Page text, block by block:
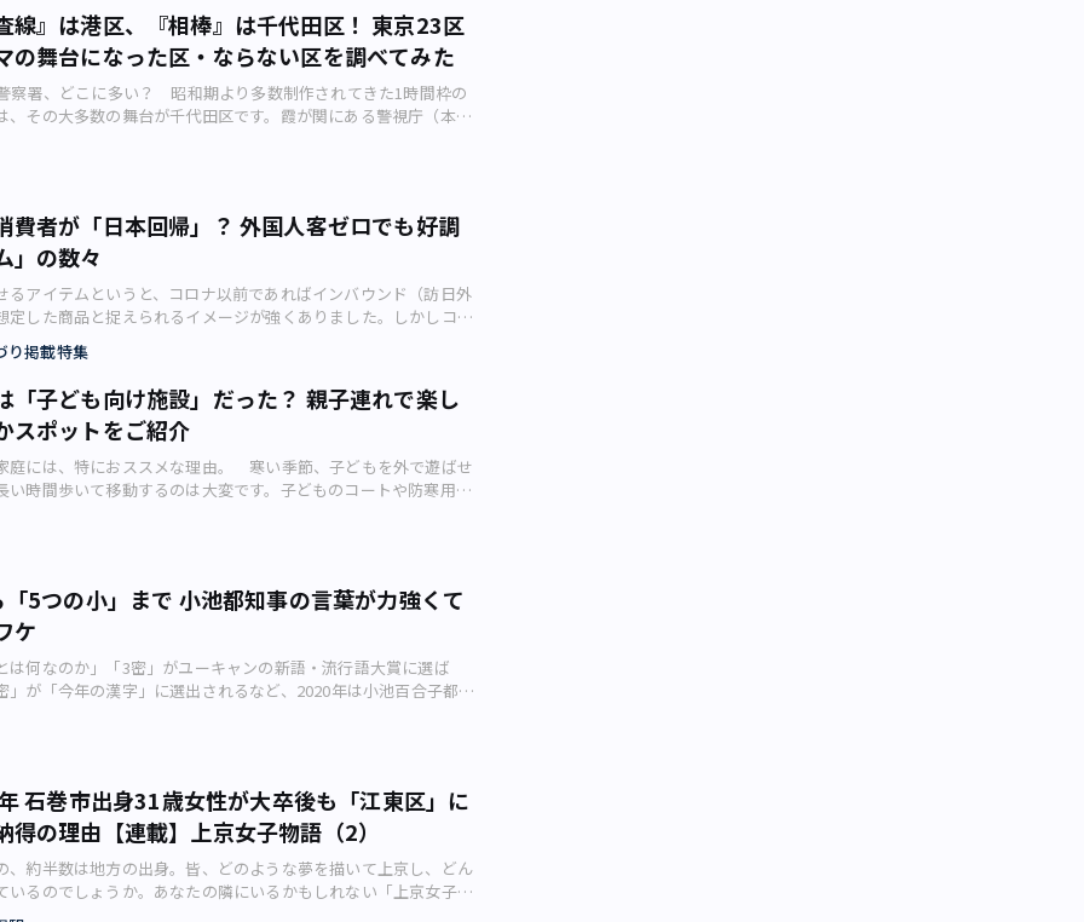
いうわけではないが、特に際立って良い点もない」 という評価
は「サイドメニューを始めるとか、広告宣伝を打つとか、何か
がありますかねぇ」とつぶやいていました。 ただ本質的に何
うと、「タイミングが悪い」ということになります。この店の場
は次のふたつです。 ・コロナ禍の厳しい市場環境で飲食店を始め
て魚介系のニューウエーブのラーメンを始めた点 そもそもの
Cost（コスト競争力） ・Delivery（納期） の略で、経済学では
呼ばれます。 三つのどれも大切ですが、特に注目してほしい
戦後、多くの日本企業は品質管理で「Q」を改善し、原価低減
きました。しかし、Dには意外と無頓着でした。 QとCが優れて
で、競争に勝って成長する企業は、Dで他社に差を付けていま
ン方式」などトヨタ生産方式によって納期を短縮し、QCDを高い
は一般に「納期」と訳されます。ただ近年、注文を受けて
るまでの納期だけなく、広い意味での ・時間 ・タイミング が重
は、他社に先駆けて機動的に投資をし、新製品を投入すること
場を席巻しています。 一方、日本企業はなかなか機動的な事業
働く5つの条件先行優位性が働く5つの条件 一般にビジネスで
くとされ、他社に先駆けて事業展開する方が断然有利です。 た
て市場で行動するのはリスクが大きく、大失敗に終わることもあ
家庭用ビデオにおけるソニー（港区港南）のベータ方式のよう
先行者が敗れてしまうことも珍しくありません。 港区港南にあ
(C)Google） 先行優位性が働くには、次のようないくつかの条
位に立てます。 2.ネットワークの外部性 ネットワークの参加者
トワークそれ自体の価値が増すことをネットワークの外部性とい
うなネットワークビジネスでは、他社に先駆けて標準的なネット
ことが重要です。 3.ブランド 特に消費財では、他社に先行す
ランドイメージを消費者に植え付け、優位に立つことができま
もたちはどうしても「自分で」押したがります。うっかり親が押
り、兄弟がいれば、「誰がボタンを押すか」を争ったりするので
ともしばしばです。 そんなとき、筆者は周囲に謝ったり、抱き
れたりしますが、温かい笑顔で見守ってくれる人々も大勢いま
大泣きしたことがあります。 2歳は「イヤイヤ期」といわれる
。自我が芽生える一方、脳が未発達なためガマンができないので
とを知ったのは、子育てを始めてから。産前は「親だったら、簡
とができるはず」と軽く思っていました。 そのような光景を
ッと叱ってやれ！」と高齢の男性に怒られたことがあります。し
までの「イヤイヤ」対応の経験上、「下手に刺激をすれば、次男
る」と分かっていました。また当時は、筆者ひとりで子ども3人
もありました。 心の中は焦りでいっぱいでした。そんなとき、
自分（次男）でやりたいことがあったのかな？」と声をかけてく
」を分かってくれる人がいるとホッとしたのを覚えています。
学児ふたり連れ」でヒヤリ多発「ママひとり+未就学児ふたり連
子連れで特に大変なのが、未就学児を連れた外出です。我が家
児に欠かせない小児科でも起こります。受付に保険証を出したほ
り目がいなくなり、トイレにいたこともありました。 また、い
てしまうなど、危険が多いのです。 そのような「ヒヤリ」を努
るものの、子連れ外出はどうしても行わなくてはなりません。筆
分で試したかった子ども時代――。自身も身に覚えがあります。 筆
度噛みしめ、「これから通る今日の道、通り直しのできぬ道」を
、歩んでいきたいと感じています。
線』は港区、『相棒』は千代田区！ 東京23区
の舞台になった区・ならない区を調べてみた
察署、どこに多い？ 昭和期より多数制作されてきた1時間枠の
、その大多数の舞台が千代田区です。霞が関にある警視庁（本
室～』（テレビ東京） ・内藤剛志主演『今野敏サスペンス 警視
』（テレビ東京） このような「本庁系」作品の次に多いの
る署は、どのエリアにある場合が多いのか？ 区ごとに検証して
陽にほえろ！』の若手刑事が走っていたのは？●新宿区 昭和
作である石原裕次郎主演『太陽にほえろ！』（日本テレビ、1972
し → 郷ひろみ → 水谷豊 と主演が交代した『刑事貴族』シリ
、1990年）も「代官署」という新宿区内の架空の署が描かれま
官」という地名は実在しませんが、北大路欣也主演『新宿警察』
年）は、新宿の旧地名を冠した「角筈（つのはず）署」が舞台
岡鶴太郎主演『ララバイ刑事』シリーズ（テレビ朝日、1991
純情派』（テレビ朝日、1988年）は藤田まこと主演の人情路線で
演『君の瞳をタイホする!』（フジテレビ、1988年）は、「道
ちの恋愛を描いた内容で、佐々木蔵之介が「神南署」に属する主
ンチョウ～神南署安積班～』（TBSテレビ、2009年）は20時台の
層を意識した刑事ドラマだと言えます。渋谷区には、それだけ多
、各テレビ局のお膝元である街のPRを兼ねた設定だと見られ
ウ』はスカイツリー人気に便乗？『ハンチョウ』はスカイツリー
部寛主演『新参者』（TBSテレビ、2010年）は「日本橋署」と、
舞台設定でした。 舘ひろし主演『代表取締役刑事』（テレビ
費者が「日本回帰」？ 外国人客ゼロでも好調
」の数々
るアイテムというと、コロナ以前であればインバウンド（訪日外
定した商品と捉えられるイメージが強くありました。しかしコロ
航が制限された今、むしろ日本の女性たちが再び和の小物に注目
といいます。その背景を探りました。高まる「ご自愛消費」ニー
ぐるしく変化した消費者マインド。そのキーワードのひとつに
れます。 第1波と呼ばれる感染拡大が広がった2020年4～5月頃
道などでしきりに使われた“不要不急”という言葉は、消費者が
当に必要なものは何か」を問い直す契機となりました。 満員
勤や、仕事のお付き合いの飲み会、周囲の視線を意識したメイク
それらをいったんリセットして、本当に必要なものを自分自身で
び消費」という言葉がそのヒントとなります。 スナックミー
崎町）が25～59歳の男女670人を対象に行ったネット調査（2021
過去半年間に気分転換やストレス発散の目的で「ご自愛消費」
は全体の86%。理由には「自分へのごほうびに」「日々の楽しみ
どが並びました。 ご自愛消費にかける支出は、「1万円以上3
つの変化は、和を感じさせるアイテムなどの人気の高まりです。
品として指定されている江戸切子。こうした和のアイテムが、今
いるという（画像：室町硝子工芸） 東京在住・在勤のある30代
会社がテレワークを本格導入したことから、居住面積の広い郊外
を決意。その際、「和室」がある間取りにこだわったといいま
安を感じることが多い日々なので、何かどっしりとして揺るがな
り掲載特集
「子ども向け施設」だった？ 親子連れで楽し
スポットをご紹介
庭には、特におススメな理由。 寒い季節、子どもを外で遊ばせ
い時間歩いて移動するのは大変です。子どものコートや防寒用の
スポットは駅内でも遊べて寒い冬でもおすすめです。 入場券1
間も見放題 東京駅での遊びの目玉といえば「新幹線を見る」
「のぞみ」などが2時間も見放題です。特に「はやぶさ」と「こ
どもが喜ぶこと間違いなし。待合室があるので、寒い冬でも安心
だけでなく実物を見せてあげたい」という保護者の教育心も満た
良ければイーストアイやドクターイエローが見られるかも？ 東
、プチ工場見学＆お土産ゲット東京おかしランドで、プチ工場見
八重州地下中央口改札を出てすぐにある東京駅一番街の「東京
は、「ぐりこ・やキッチン」（江崎グリコ）「森永のおかしなお
永製菓）「カルビープラス」（カルビー）、それに期間限定ショ
5つの小」まで 小池都知事の言葉が力強くて
ケ
は何なのか」「3密」がユーキャンの新語・流行語大賞に選ば
」が「今年の漢字」に選出されるなど、2020年は小池百合子都知
池百合子都知事（画像：CIC Japan合同会社） しかしなぜ、小
れほどまでに影響力を持つのでしょうか。ここでは「そもそも言
言葉には「現実をつくる」機能がある 言霊（ことだま）という
、言葉が現実化する働きに対して日本人は古くから畏敬の念を抱
石巻市出身31歳女性が大卒後も「江東区」に
得の理由【連載】上京女子物語（2）
、約半数は地方の出身。皆、どのような夢を描いて上京し、どん
いるのでしょうか。あなたの隣にいるかもしれない「上京女子」
ります。2011年3月、運命を変えた出来事 在住する人のうち、